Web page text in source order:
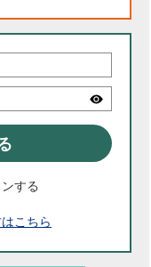
する
こちら